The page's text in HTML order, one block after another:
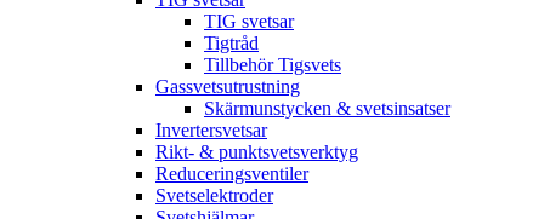
TIG svetsar
Tigtråd
Tillbehör Tigsvets
Gassvetsutrustning
Skärmunstycken & svetsinsatser
Invertersvetsar
Rikt- & punktsvetsverktyg
Reduceringsventiler
Svetselektroder